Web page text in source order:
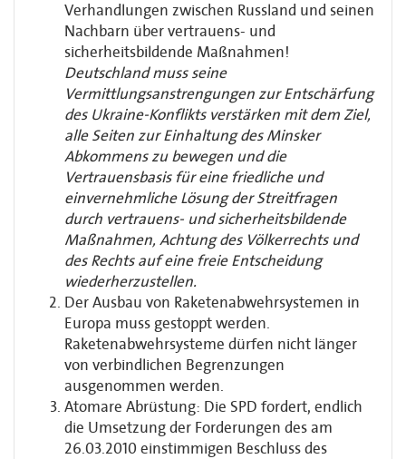
Verhandlungen zwischen Russland und seinen
Nachbarn über vertrauens- und
sicherheitsbildende Maßnahmen!
Deutschland muss seine
Vermittlungsanstrengungen zur Entschärfung
des Ukraine-Konflikts verstärken mit dem Ziel,
alle Seiten zur Einhaltung des Minsker
Abkommens zu bewegen und die
Vertrauensbasis für eine friedliche und
einvernehmliche Lösung der Streitfragen
durch vertrauens- und sicherheitsbildende
Maßnahmen, Achtung des Völkerrechts und
des Rechts auf eine freie Entscheidung
wiederherzustellen.
Der Ausbau von Raketenabwehrsystemen in
Europa muss gestoppt werden.
Raketenabwehrsysteme dürfen nicht länger
von verbindlichen Begrenzungen
ausgenommen werden.
Atomare Abrüstung: Die SPD fordert, endlich
die Umsetzung der Forderungen des am
26.03.2010 einstimmigen Beschluss des